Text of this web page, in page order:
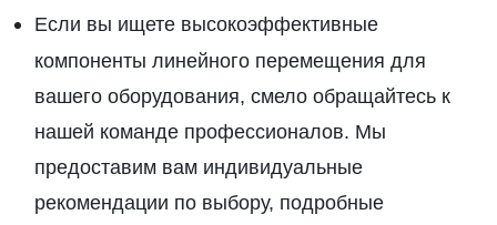
Если вы ищете высокоэффективные
компоненты линейного перемещения для
вашего оборудования, смело обращайтесь к
нашей команде профессионалов. Мы
предоставим вам индивидуальные
рекомендации по выбору, подробные